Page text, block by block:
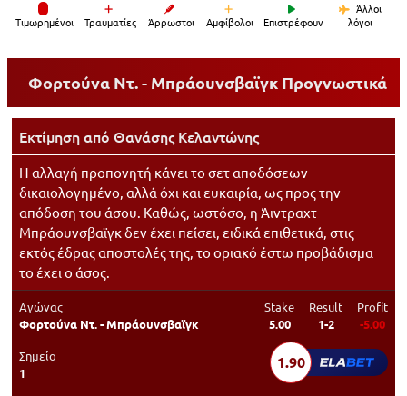
Tιμωρημένοι Τραυματίες Άρρωστοι Αμφίβολοι Επιστρέφουν
Άλλοι
λόγοι
Φορτoύνα Ντ. - Μπράουνσβαϊγκ Προγνωστικά
Εκτίμηση από Θανάσης Κελαντώνης
Η αλλαγή προπονητή κάνει το σετ αποδόσεων
δικαιολογημένο, αλλά όχι και ευκαιρία, ως προς την
απόδοση του άσου. Καθώς, ωστόσο, η Άιντραχτ
Μπράουνσβαϊγκ δεν έχει πείσει, ειδικά επιθετικά, στις
εκτός έδρας αποστολές της, το οριακό έστω προβάδισμα
το έχει ο άσος.
Αγώνας
Φορτoύνα Ντ. - Μπράουνσβαϊγκ
Stake
5.00
Result
1-2
Profit
-5.00
Σημείο
1
1.90